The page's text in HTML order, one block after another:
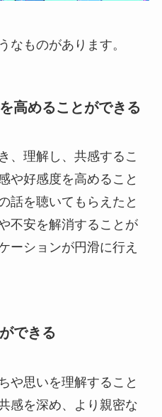
なものがあります。
高めることができる
、理解し、共感するこ
や好感度を高めること
話を聴いてもらえたと
不安を解消することが
ーションが円滑に行え
できる
や思いを理解すること
感を深め、より親密な